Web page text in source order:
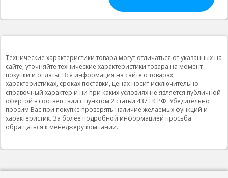
Технические характеристики товара могут отличаться от указанных на
сайте, уточняйте технические характеристики товара на момент
покупки и оплаты. Вся информация на сайте о товарах,
характеристиках, сроках поставки, ценах носит исключительно
справочный характер и ни при каких условиях не является публичной
офертой в соответствии с пунктом 2 статьи 437 ГК РФ. Убедительно
просим Вас при покупке проверять наличие желаемых функций и
характеристик. За более подробной информацией просьба
обращаться к менеджеру компании.